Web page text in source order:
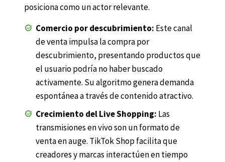
posiciona como un actor relevante.
Comercio por descubrimiento: Este canal
de venta impulsa la compra por
descubrimiento, presentando productos que
el usuario podría no haber buscado
activamente. Su algoritmo genera demanda
espontánea a través de contenido atractivo.
Crecimiento del Live Shopping: Las
transmisiones en vivo son un formato de
venta en auge. TikTok Shop facilita que
creadores y marcas interactúen en tiempo